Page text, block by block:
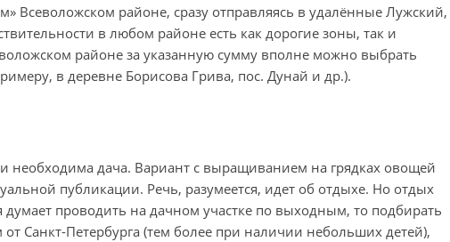
Всеволожском районе, сразу отправляясь в удалённые Лужский,
в любом районе есть как дорогие зоны, так и
районе за указанную сумму вполне можно выбрать
в деревне Борисова Грива, пос. Дунай и др.).
необходима дача. Вариант с выращиванием на грядках овощей
публикации. Речь, разумеется, идет об отдыхе. Но отдых
проводить на дачном участке по выходным, то подбирать
Санкт-Петербурга (тем более при наличии небольших детей),